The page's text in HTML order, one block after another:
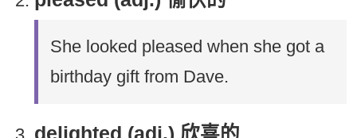
She looked pleased when she got a
birthday gift from Dave.
delighted (adj.) 欣喜的